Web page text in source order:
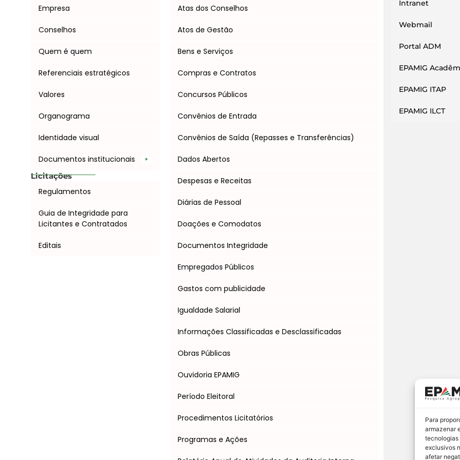
Para
armazenar
tecnologias
exclusivos
afetar
Empresa
Conselhos
Quem é quem
Referenciais estratégicos
Valores
Organograma
Identidade visual
Documentos institucionais
Licitações
Regulamentos
Guia de Integridade para
Licitantes e Contratados
Editais
Atas dos Conselhos
Atos de Gestão
Bens e Serviços
Compras e Contratos
Concursos Públicos
Convênios de Entrada
Convênios de Saída (Repasses e Transferências)
Dados Abertos
Despesas e Receitas
Diárias de Pessoal
Doações e Comodatos
Documentos Integridade
Empregados Públicos
Gastos com publicidade
Igualdade Salarial
Informações Classificadas e Desclassificadas
Obras Públicas
Ouvidoria EPAMIG
Período Eleitoral
Procedimentos Licitatórios
Programas e Ações
Intranet
Webmail
Portal ADM
EPAMIG
EPAMIG ITAP
EPAMIG ILCT